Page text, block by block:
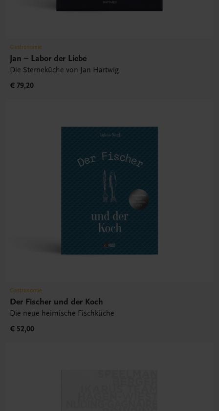
Gastronomie
Jan – Labor der Liebe
Die Sterneküche von Jan Hartwig
€ 79,20
Gastronomie
Der Fischer und der Koch
Die neue heimische Fischküche
€ 52,00